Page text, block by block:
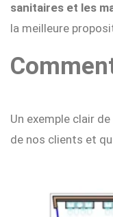
sanitaires et les
la meilleure
Un exemple clair
de nos clients et